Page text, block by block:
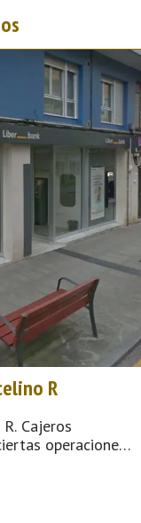
R
Cajeros
operaciones